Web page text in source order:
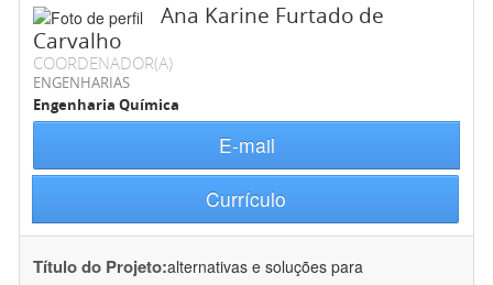
Ana Karine Furtado de
Carvalho
COORDENADOR(A)
ENGENHARIAS
Engenharia Química
E-mail
Currículo
Título do Projeto:alternativas e soluções para